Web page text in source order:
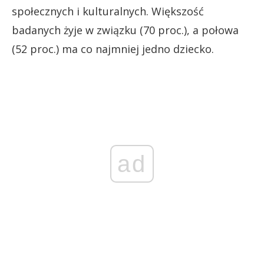
społecznych i kulturalnych. Większość
badanych żyje w związku (70 proc.), a połowa
(52 proc.) ma co najmniej jedno dziecko.
ad